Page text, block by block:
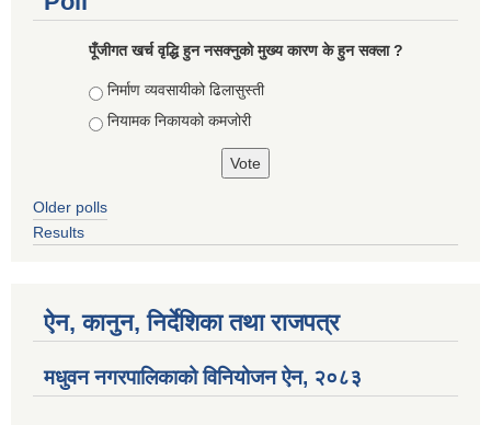
पूँजीगत खर्च वृद्धि हुन नसक्नुको मुख्य कारण के हुन सक्ला ?
Choices
निर्माण व्यवसायीको ढिलासुस्ती
नियामक निकायको कमजोरी
Older polls
Results
ऐन, कानुन, निर्देशिका तथा राजपत्र
मधुवन नगरपालिकाको विनियोजन ऐन, २०८३